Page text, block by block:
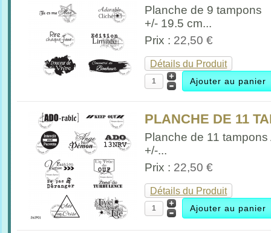
Planche de 9 tampons
+/- 19.5 cm...
Prix : 22,50 €
Détails du Produit
PLANCHE DE 11
Planche de 11 tampons
+/-...
Prix : 22,50 €
Détails du Produit